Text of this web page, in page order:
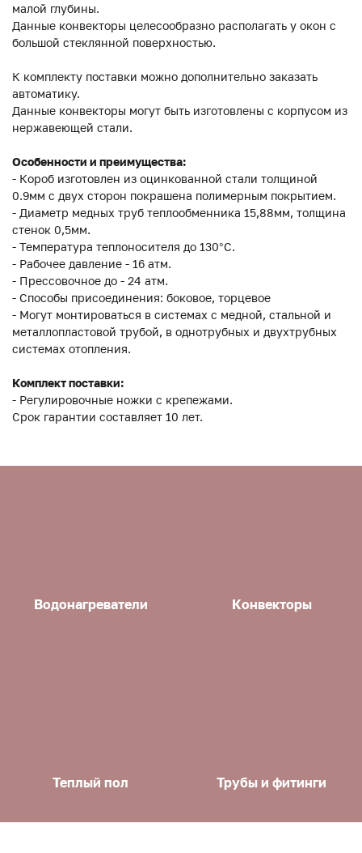
малой глубины.
Данные конвекторы целесообразно располагать у окон с
большой стеклянной поверхностью.
К комплекту поставки можно дополнительно заказать
автоматику.
Данные конвекторы могут быть изготовлены с корпусом из
нержавеющей стали.
Особенности и преимущества:
- Короб изготовлен из оцинкованной стали толщиной
0.9мм с двух сторон покрашена полимерным покрытием.
- Диаметр медных труб теплообменника 15,88мм, толщина
стенок 0,5мм.
- Температура теплоносителя до 130°C.
- Рабочее давление - 16 атм.
- Прессовочное до - 24 атм.
- Способы присоединения: боковое, торцевое
- Могут монтироваться в системах с медной, стальной и
металлопластовой трубой, в однотрубных и двухтрубных
системах отопления.
Комплект поставки:
- Регулировочные ножки с крепежами.
Срок гарантии составляет 10 лет.
Водонагреватели Конвекторы
Теплый пол Трубы и фитинги